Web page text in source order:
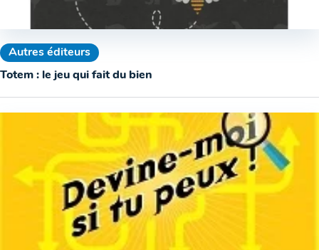
Autres éditeurs
Totem : le jeu qui fait du bien